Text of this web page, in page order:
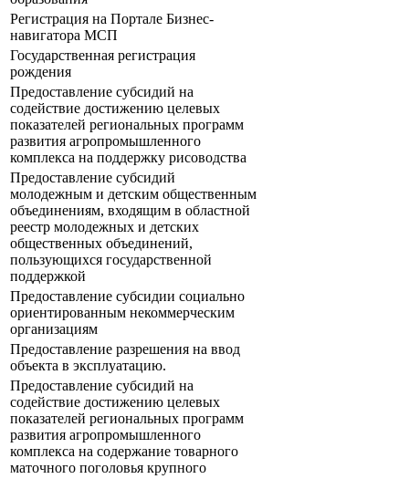
Регистрация на Портале Бизнес-
навигатора МСП
Государственная регистрация
рождения
Предоставление субсидий на
содействие достижению целевых
показателей региональных программ
развития агропромышленного
комплекса на поддержку рисоводства
Предоставление субсидий
молодежным и детским общественным
объединениям, входящим в областной
реестр молодежных и детских
общественных объединений,
пользующихся государственной
поддержкой
Предоставление субсидии социально
ориентированным некоммерческим
организациям
Предоставление разрешения на ввод
объекта в эксплуатацию.
Предоставление субсидий на
содействие достижению целевых
показателей региональных программ
развития агропромышленного
комплекса на содержание товарного
маточного поголовья крупного